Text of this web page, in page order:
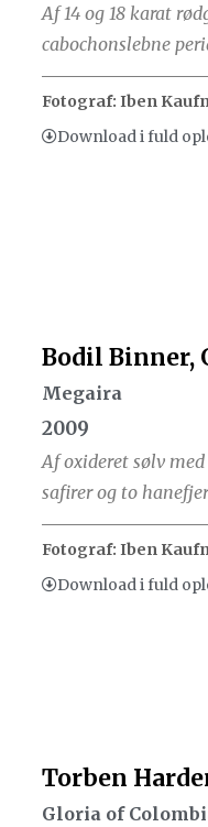
Af 14 og 18 karat
cabochonslebne
Fotograf: Iben
Download i fuld
Bodil Binner,
Megaira
2009
Af oxideret sølv
safirer og to
Fotograf: Iben
Download i fuld
Torben
Gloria of